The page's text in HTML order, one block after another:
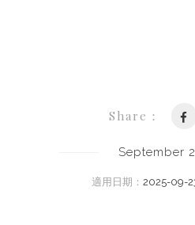
Share：
September
適用日期： 2025-09-